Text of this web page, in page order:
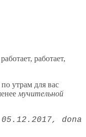
работает,
утрам для вас
мучительной
05.12.2017 dona